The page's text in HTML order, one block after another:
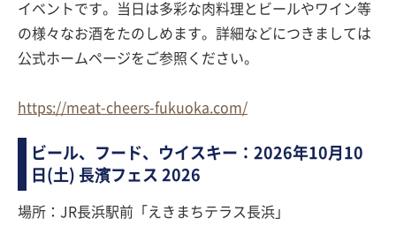
イベントです。当日は多彩な肉料理とビールやワイン等
の様々なお酒をたのしめます。詳細などにつきましては
公式ホームページをご参照ください。
https://meat-cheers-fukuoka.com/
ビール、フード、ウイスキー：2026年10月10
日(土) 長濱フェス 2026
場所：JR長浜駅前「えきまちテラス長浜」